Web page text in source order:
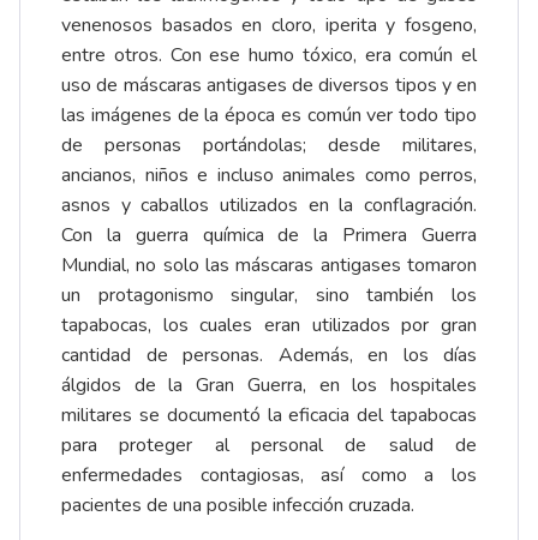
venenosos basados en cloro, iperita y fosgeno,
entre otros. Con ese humo tóxico, era común el
uso de máscaras antigases de diversos tipos y en
las imágenes de la época es común ver todo tipo
de personas portándolas; desde militares,
ancianos, niños e incluso animales como perros,
asnos y caballos utilizados en la conflagración.
Con la guerra química de la Primera Guerra
Mundial, no solo las máscaras antigases tomaron
un protagonismo singular, sino también los
tapabocas, los cuales eran utilizados por gran
cantidad de personas. Además, en los días
álgidos de la Gran Guerra, en los hospitales
militares se documentó la eficacia del tapabocas
para proteger al personal de salud de
enfermedades contagiosas, así como a los
pacientes de una posible infección cruzada.